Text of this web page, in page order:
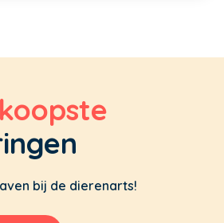
bij de dierenarts!